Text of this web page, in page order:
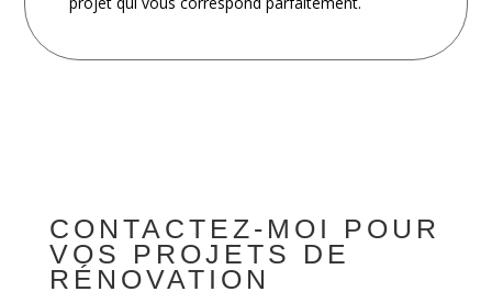
CONTACTEZ-MOI POUR
VOS PROJETS DE
RÉNOVATION